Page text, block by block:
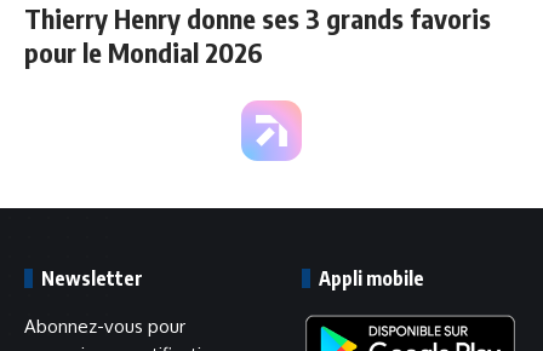
Thierry Henry donne ses 3 grands favoris
pour le Mondial 2026
Newsletter
Abonnez-vous pour
Appli mobile